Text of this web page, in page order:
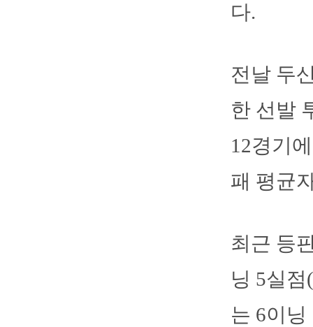
다.
전날 두
한 선발
12경기
패 평균
최근 등
닝 5실
는 6이